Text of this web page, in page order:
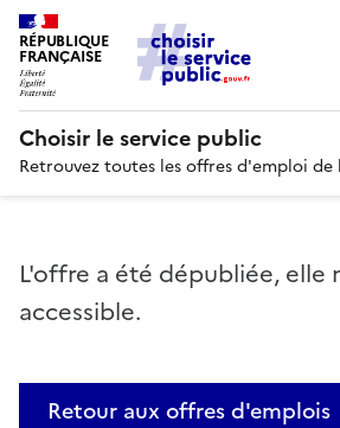
RÉPUBLIQUE
FRANÇAISE
Choisir le service public
Retrouvez toutes les offres d'emploi
L'offre a été dépubliée, elle
accessible.
Retour aux offres d'emplois